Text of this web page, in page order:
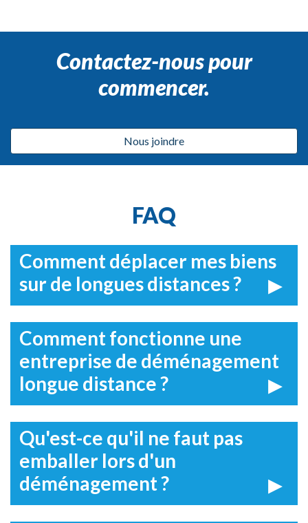
Contactez-nous pour
commencer.
Nous joindre
FAQ
Comment déplacer mes biens
sur de longues distances ?
Comment fonctionne une
entreprise de déménagement
longue distance ?
Qu'est-ce qu'il ne faut pas
emballer lors d'un
déménagement ?